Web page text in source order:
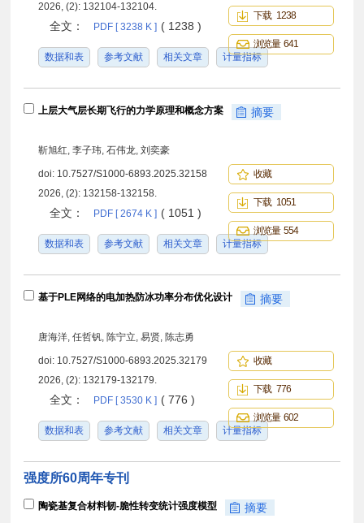
2026, (2): 132104-132104.
全文： PDF [ 3238 K ] ( 1238 )
数据和表 参考文献 相关文章 计量指标
下载 1238
浏览量 641
上层大气层长期飞行的力学原理和概念方案 摘要
靳旭红, 李子玮, 石伟龙, 刘奕豪
doi: 10.7527/S1000-6893.2025.32158
2026, (2): 132158-132158.
全文： PDF [ 2674 K ] ( 1051 )
数据和表 参考文献 相关文章 计量指标
收藏
下载 1051
浏览量 554
基于PLE网络的电加热防冰功率分布优化设计 摘要
唐海洋, 任哲钒, 陈宁立, 易贤, 陈志勇
doi: 10.7527/S1000-6893.2025.32179
2026, (2): 132179-132179.
全文： PDF [ 3530 K ] ( 776 )
数据和表 参考文献 相关文章 计量指标
收藏
下载 776
浏览量 602
强度所60周年专刊
陶瓷基复合材料韧-脆性转变统计强度模型 摘要